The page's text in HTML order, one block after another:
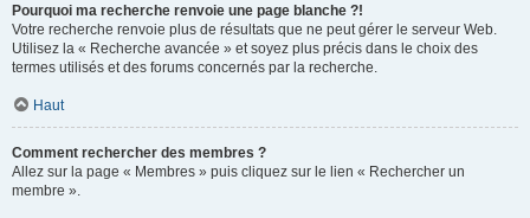
Pourquoi ma recherche renvoie une page blanche ?!
Votre recherche renvoie plus de résultats que ne peut gérer le serveur Web.
Utilisez la « Recherche avancée » et soyez plus précis dans le choix des
termes utilisés et des forums concernés par la recherche.
Haut
Comment rechercher des membres ?
Allez sur la page « Membres » puis cliquez sur le lien « Rechercher un
membre ».